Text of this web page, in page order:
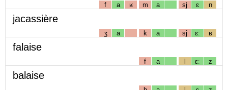
f a ʁ m a sj ɛ n
jacassière
ʒ a k a sj ɛː ʁ
falaise
f a l ɛː z
balaise